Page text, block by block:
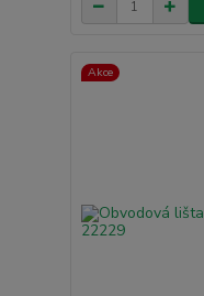
Akce